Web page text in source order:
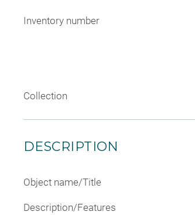
Inventory number
Collection
DESCRIPTION
Object name/Title
Description/Features